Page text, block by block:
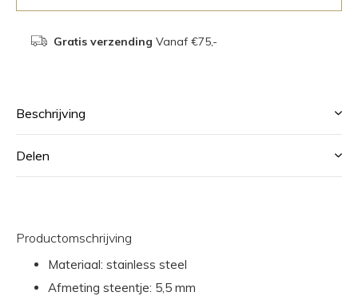
Gratis verzending Vanaf €75,-
Beschrijving
Delen
Productomschrijving
Materiaal: stainless steel
Afmeting steentje: 5,5 mm